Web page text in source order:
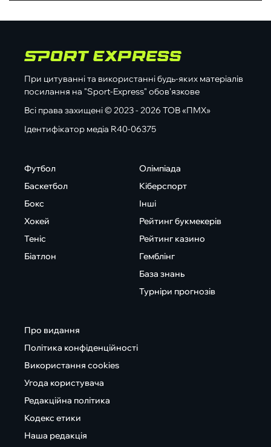
При цитуванні та використанні будь-яких матеріалів
посилання на "Sport-Express" обов'язкове
Всі права захищені © 2023 - 2026 ТОВ «ПМХ»
Ідентифікатор медіа R40-06375
Футбол
Баскетбол
Бокс
Хокей
Теніс
Біатлон
Олімпіада
Кіберспорт
Інші
Рейтинг букмекерів
Рейтинг казино
Гемблінг
База знань
Турніри прогнозів
Про видання
Політика конфіденційності
Використання cookies
Угода користувача
Редакційна політика
Кодекс етики
Наша редакція